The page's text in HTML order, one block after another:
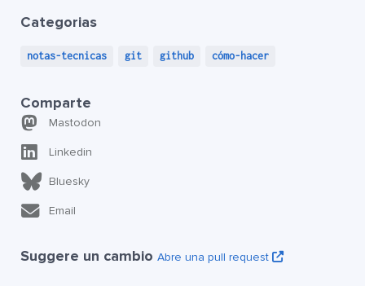
Categorias
notas-tecnicas git github cómo-hacer
Comparte
Mastodon
Linkedin
Bluesky
Email
Suggere un cambio Abre una pull request